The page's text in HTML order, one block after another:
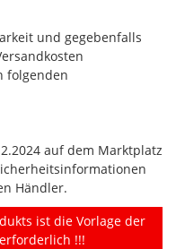
und gegebenfalls
folgenden
auf dem Marktplatz
Händler.
ist die Vorlage der
!!!